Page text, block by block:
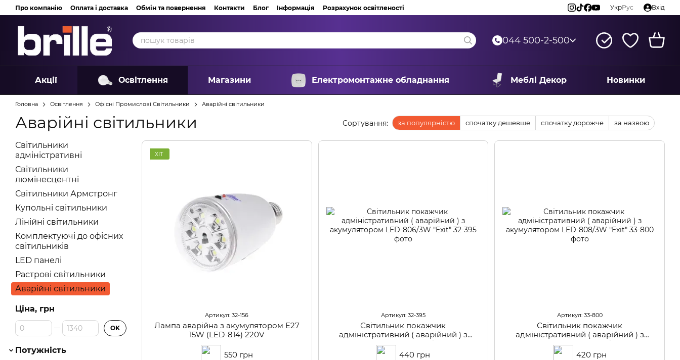
Перейти до основного контенту
Про компанію Оплата і доставка Обмін та повернення Контакти Блог Інформація Розрахунок освітленості УкрРус Вхід
044 500-2-500
Акції Освітлення Магазини Електромонтажне обладнання Меблі Декор Новинки
Головна Освітлення Офісні Промислові Світильники Аварійні світильники
Аварійні світильники Сортування: за популярністю спочатку дешевше спочатку дорожче за назвою
ХІТ
Артикул: 32-156
Лампа аварійна з акумулятором E27
15W (LED-814) 220V
550 грн
Артикул: 32-395
Світильник покажчик
адміністративний ( аварійний ) з
акумулятором LED-806/3W "Exit"
440 грн
Артикул: 33-800
Світильник покажчик
адміністративний ( аварійний ) з
акумулятором LED-808/3W "Exit"
420 грн
Світильники
адміністративні
Світильники
люмінесцентні
Світильники Армстронг
Купольні світильники
Лінійні світильники
Комплектуючі до офісних
світильників
LED панелі
Растрові світильники
Аварійні світильники
Ціна, грн
Від Ціна, грн
До Ціна, грн OK
Потужність